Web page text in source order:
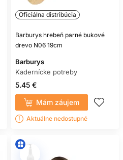
Oficiálna distribúcia
Barburys hrebeň parné bukové
drevo N06 19cm
Barburys
Kadernícke potreby
5.45 €
Mám záujem
Aktuálne nedostupné